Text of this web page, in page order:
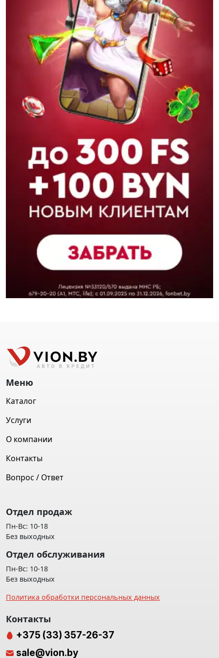
Меню
Каталог
Услуги
О компании
Контакты
Вопрос / Ответ
Отдел продаж
Пн-Вс: 10-18
Без выходных
Отдел обслуживания
Пн-Вс: 10-18
Без выходных
Политика обработки персональных данных
Контакты
+375 (33) 357-26-37
sale@vion.by